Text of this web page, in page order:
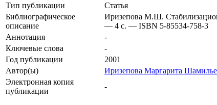
Тип публикации
Статья
Библиографическое
описание
Иризепова М.Ш.
— 4 с. — ISBN 5-85534-758-3
Аннотация
-
Ключевые cлова
-
Год публикации
2001
Автор(ы)
Иризепова Маргарита
Электронная копия
публикации
-